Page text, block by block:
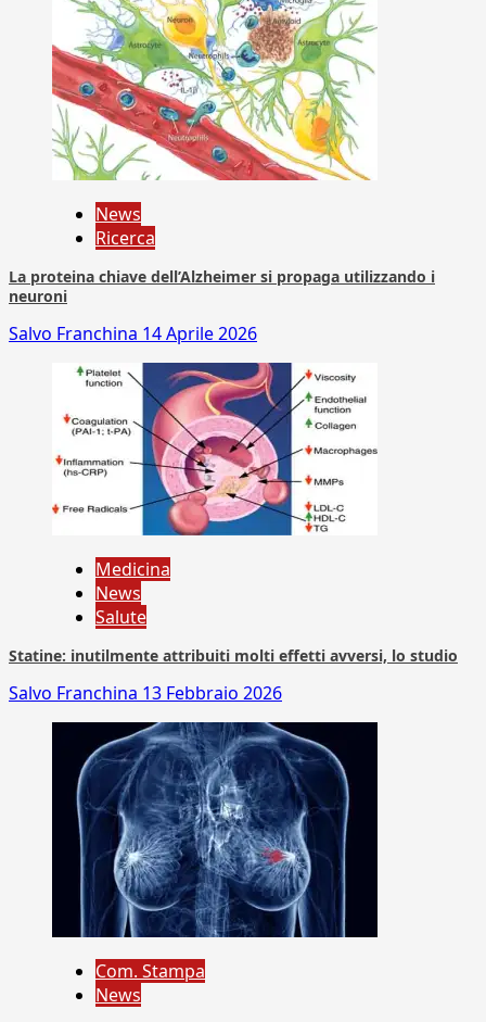
News
Ricerca
La proteina chiave dell’Alzheimer si propaga utilizzando i
neuroni
Salvo Franchina 14 Aprile 2026
Medicina
News
Salute
Statine: inutilmente attribuiti molti effetti avversi, lo studio
Salvo Franchina 13 Febbraio 2026
Com. Stampa
News